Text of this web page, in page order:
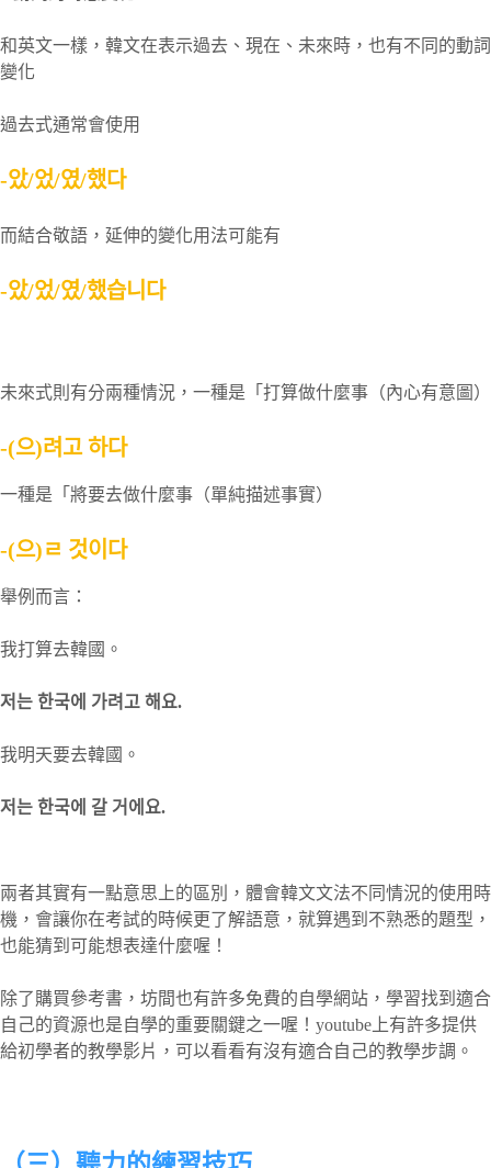
和英文一樣，韓文在表示過去、現在、未來時，也有不同的動詞
變化
過去式通常會使用
-았/었/였/했다
而結合敬語，延伸的變化用法可能有
-았/었/였/했습니다
未來式則有分兩種情況，一種是「打算做什麼事（內心有意圖）
-(으)려고 하다
一種是「將要去做什麼事（單純描述事實）
-(으)ㄹ 것이다
舉例而言：
我打算去韓國。
저는 한국에 가려고 해요.
我明天要去韓國。
저는 한국에 갈 거에요.
兩者其實有一點意思上的區別，體會韓文文法不同情況的使用時
機，會讓你在考試的時候更了解語意，就算遇到不熟悉的題型，
也能猜到可能想表達什麼喔！
除了購買參考書，坊間也有許多免費的自學網站，學習找到適合
自己的資源也是自學的重要關鍵之一喔！youtube上有許多提供
給初學者的教學影片，可以看看有沒有適合自己的教學步調。